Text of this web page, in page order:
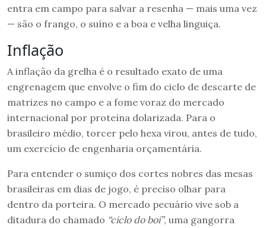
entra em campo para salvar a resenha — mais uma vez
— são o frango, o suíno e a boa e velha linguiça.
Inflação
A inflação da grelha é o resultado exato de uma
engrenagem que envolve o fim do ciclo de descarte de
matrizes no campo e a fome voraz do mercado
internacional por proteína dolarizada. Para o
brasileiro médio, torcer pelo hexa virou, antes de tudo,
um exercício de engenharia orçamentária.
Para entender o sumiço dos cortes nobres das mesas
brasileiras em dias de jogo, é preciso olhar para
dentro da porteira. O mercado pecuário vive sob a
ditadura do chamado “ciclo do boi”, uma gangorra